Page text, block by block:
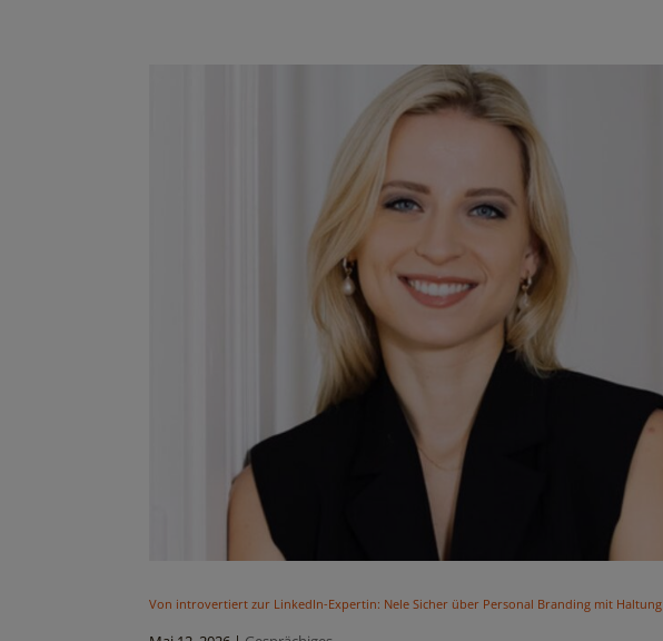
Von introvertiert zur LinkedIn-Expertin: Nele Sicher über Personal Branding mit Haltung